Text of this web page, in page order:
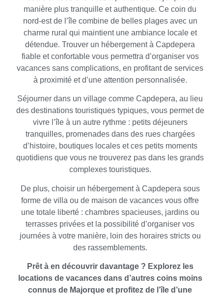
manière plus tranquille et authentique. Ce coin du
nord-est de l’île combine de belles plages avec un
charme rural qui maintient une ambiance locale et
détendue. Trouver un hébergement à Capdepera
fiable et confortable vous permettra d’organiser vos
vacances sans complications, en profitant de services
à proximité et d’une attention personnalisée.
Séjourner dans un village comme Capdepera, au lieu
des destinations touristiques typiques, vous permet de
vivre l’île à un autre rythme : petits déjeuners
tranquilles, promenades dans des rues chargées
d’histoire, boutiques locales et ces petits moments
quotidiens que vous ne trouverez pas dans les grands
complexes touristiques.
De plus, choisir un hébergement à Capdepera sous
forme de villa ou de maison de vacances vous offre
une totale liberté : chambres spacieuses, jardins ou
terrasses privées et la possibilité d’organiser vos
journées à votre manière, loin des horaires stricts ou
des rassemblements.
Prêt à en découvrir davantage ? Explorez les
locations de vacances dans d’autres coins moins
connus de Majorque et profitez de l’île d’une